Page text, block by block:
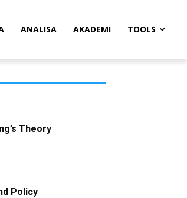
ANALISA AKADEMI TOOLS
Theory
Policy